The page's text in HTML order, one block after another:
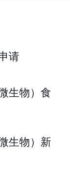
请
生物）食
生物）新